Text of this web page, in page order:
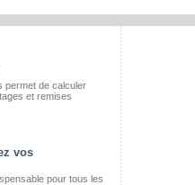
permet de calculer
et remises
vos
pour tous les